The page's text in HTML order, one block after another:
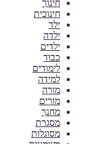
חינוך
חינוכית
ילד
ילדה
ילדים
כבוד
לימודים
למידה
מורה
מורים
מחנך
מסגרת
מסוגלות